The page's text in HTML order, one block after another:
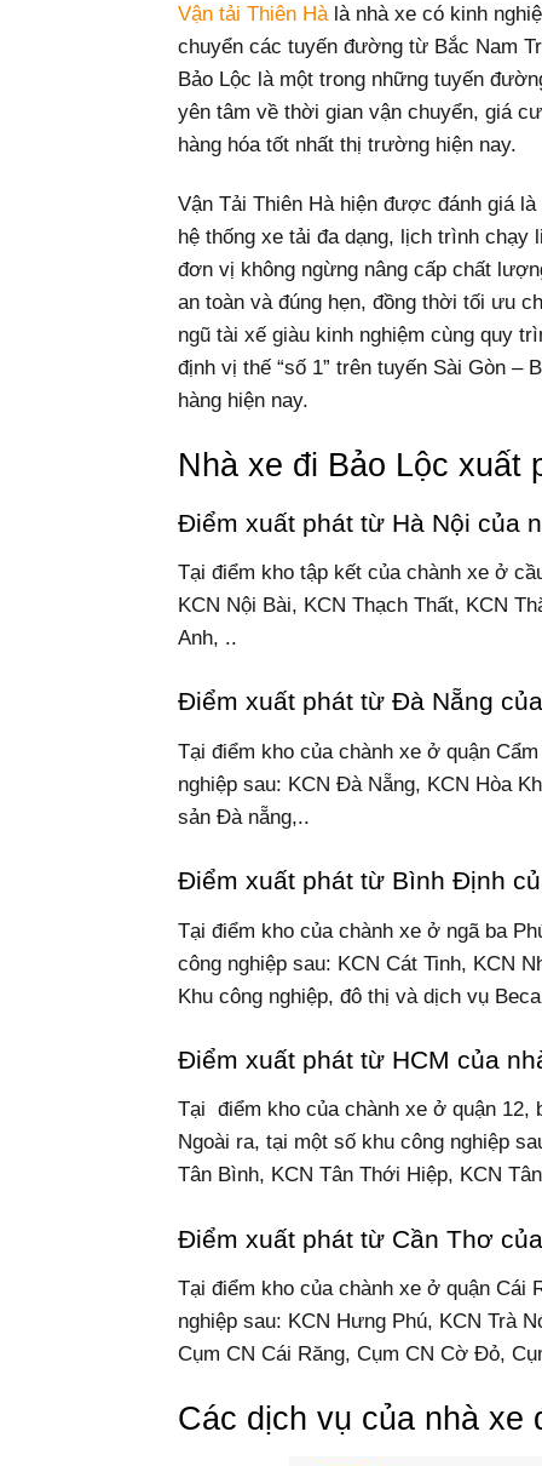
Vận tải Thiên Hàlà nhà xe có kinh
chuyển các tuyến đường từ Bắc Nam
Bảo Lộc là một trong những tuyến
yên tâm về thời gian vận chuyển, giá
hàng hóa tốt nhất thị trường hiện nay.
Vận Tải Thiên Hà hiện được đánh giá
hệ thống xe tải đa dạng, lịch trình chạy
đơn vị không ngừng nâng cấp chất
an toàn và đúng hẹn, đồng thời tối ưu
ngũ tài xế giàu kinh nghiệm cùng quy
định vị thế “số 1” trên tuyến Sài Gòn –
hàng hiện nay.
Nhà xe đi Bảo Lộc xuất
Điểm xuất phát từ Hà Nội của
Tại điểm kho tập kết của chành xe ở
KCN Nội Bài, KCN Thạch Thất, KCN
Anh, ..
Điểm xuất phát từ Đà Nẵng
Tại điểm kho của chành xe ở quận
nghiệp sau: KCN Đà Nẵng, KCN Hòa
sản Đà nẵng,..
Điểm xuất phát từ Bình Định
Tại điểm kho của chành xe ở ngã ba
công nghiệp sau: KCN Cát Tinh, KCN
Khu công nghiệp, đô thị và dịch vụ
Điểm xuất phát từ HCM của
Tại điểm kho của chành xe ở quận 12,
Ngoài ra, tại một số khu công nghiệp
Tân Bình, KCN Tân Thới Hiệp, KCN
Điểm xuất phát từ Cần Thơ
Tại điểm kho của chành xe ở quận Cái
nghiệp sau: KCN Hưng Phú, KCN Trà
Cụm CN Cái Răng, Cụm CN Cờ Đỏ,
Các dịch vụ của nhà xe